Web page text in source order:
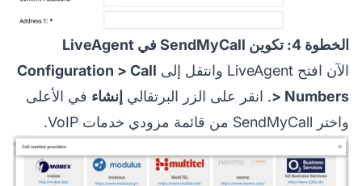
الخطوة 4: تكوين SendMyCall في LiveAgent
الآن افتح LiveAgent وانتقل إلى
Configuration > Call
> Numbers. انقر على الزر البرتقالي إنشاء في الأعلى
واختر SendMyCall من قائمة مزودي خدمات VoIP.